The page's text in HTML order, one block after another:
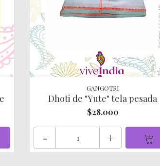
GANGOTRI
Dhoti de "Yute" tela pesada
$28.000
- +